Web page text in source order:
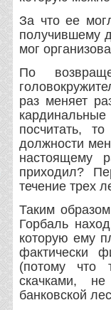
За что ее
получившему
мог
По
раз меняет
посчитать,
должности
настоящему
приходил?
течение трех
Таким
Горбаль
которую ему
фактически
(потому что
скачками,
банковской